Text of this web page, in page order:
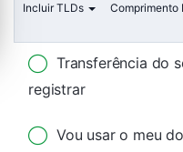
Incluir TLDs Comprimento
Transferência do
registrar
Vou usar o meu